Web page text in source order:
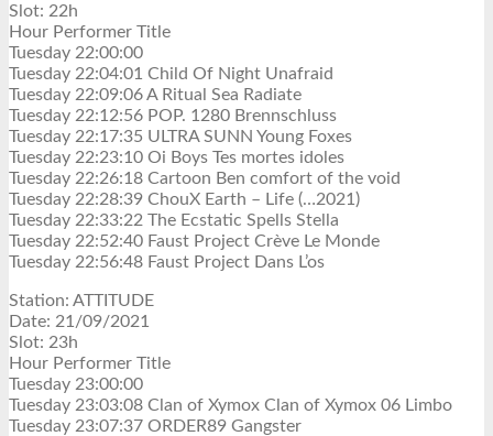
Slot: 22h
Hour Performer Title
Tuesday 22:00:00
Tuesday 22:04:01 Child Of Night Unafraid
Tuesday 22:09:06 A Ritual Sea Radiate
Tuesday 22:12:56 POP. 1280 Brennschluss
Tuesday 22:17:35 ULTRA SUNN Young Foxes
Tuesday 22:23:10 Oi Boys Tes mortes idoles
Tuesday 22:26:18 Cartoon Ben comfort of the void
Tuesday 22:28:39 ChouX Earth – Life (…2021)
Tuesday 22:33:22 The Ecstatic Spells Stella
Tuesday 22:52:40 Faust Project Crève Le Monde
Tuesday 22:56:48 Faust Project Dans L’os
Station: ATTITUDE
Date: 21/09/2021
Slot: 23h
Hour Performer Title
Tuesday 23:00:00
Tuesday 23:03:08 Clan of Xymox Clan of Xymox 06 Limbo
Tuesday 23:07:37 ORDER89 Gangster